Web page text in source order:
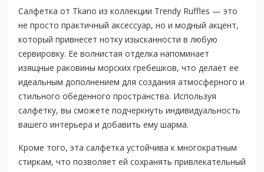
Салфетка от Tkano из коллекции Trendy Ruffles — это
не просто практичный аксессуар, но и модный акцент,
который привнесет нотку изысканности в любую
сервировку. Ее волнистая отделка напоминает
изящные раковины морских гребешков, что делает ее
идеальным дополнением для создания атмосферного и
стильного обеденного пространства. Используя
салфетку, вы сможете подчеркнуть индивидуальность
вашего интерьера и добавить ему шарма.
Кроме того, эта салфетка устойчива к многократным
стиркам, что позволяет ей сохранять привлекательный